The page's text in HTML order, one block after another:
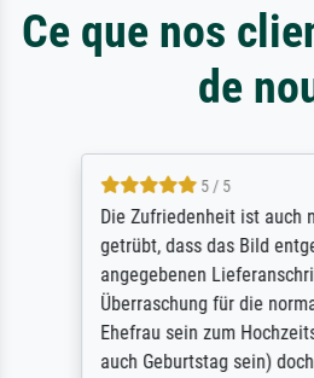
Ce que nos
de
5 / 5
Die Zufriedenheit ist auch
getrübt, dass das Bild
angegebenen
Überraschung für die
Ehefrau sein zum
auch Geburtstag sein)